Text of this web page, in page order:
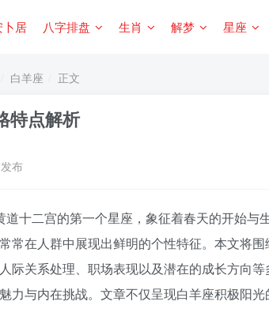
卜居 八字排盘 生肖 解梦 星座
白羊座 正文
特点解析
布
道十二宫的第一个星座，象征着春天的开始与
常在人群中展现出鲜明的个性特征。本文将
际关系处理、职场表现以及潜在的成长方向
力与内在挑战。文章不仅呈现白羊座积极阳